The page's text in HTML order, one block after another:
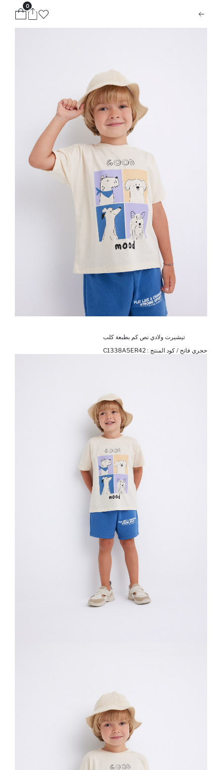
0
تيشيرت ولادي نص كم بطبعة كلب
حجري فاتح / كود المنتج : C1338A5ER42